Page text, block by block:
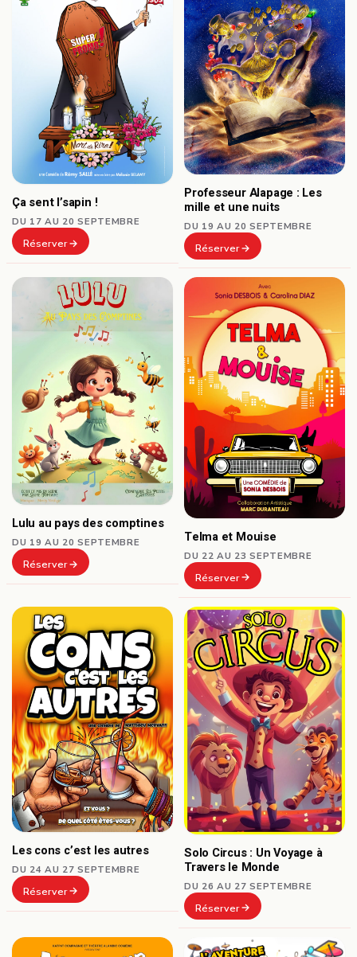
Ça sent l’sapin !
DU 17 AU 20 SEPTEMBRE
Réserver
Professeur Alapage : Les
mille et une nuits
DU 19 AU 20 SEPTEMBRE
Réserver
Lulu au pays des comptines
DU 19 AU 20 SEPTEMBRE
Réserver
Telma et Mouise
DU 22 AU 23 SEPTEMBRE
Réserver
Les cons c’est les autres
DU 24 AU 27 SEPTEMBRE
Réserver
Solo Circus : Un Voyage à
Travers le Monde
DU 26 AU 27 SEPTEMBRE
Réserver